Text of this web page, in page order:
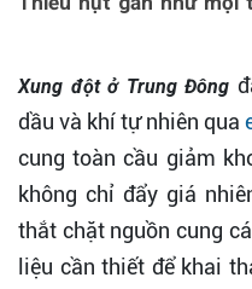
Xung đột ở Trung Đông
dầu và khí tự nhiên qua
cung toàn cầu giảm
không chỉ đẩy giá
thắt chặt nguồn cung
liệu cần thiết để khai